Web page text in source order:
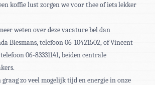
koffie lust zorgen we voor thee of iets lekker
weten over deze vacature bel dan
Biesmans, telefoon 06-10421502, of Vincent
06-83331141, beiden centrale
graag zo veel mogelijk tijd en energie in onze